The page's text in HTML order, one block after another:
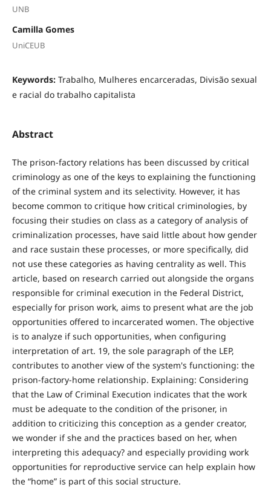
UNB
Camilla Gomes
UniCEUB
Keywords: Trabalho, Mulheres encarceradas, Divisão sexual
e racial do trabalho capitalista
Abstract
The prison-factory relations has been discussed by critical
criminology as one of the keys to explaining the functioning
of the criminal system and its selectivity. However, it has
become common to critique how critical criminologies, by
focusing their studies on class as a category of analysis of
criminalization processes, have said little about how gender
and race sustain these processes, or more specifically, did
not use these categories as having centrality as well. This
article, based on research carried out alongside the organs
responsible for criminal execution in the Federal District,
especially for prison work, aims to present what are the job
opportunities offered to incarcerated women. The objective
is to analyze if such opportunities, when configuring
interpretation of art. 19, the sole paragraph of the LEP,
contributes to another view of the system's functioning: the
prison-factory-home relationship. Explaining: Considering
that the Law of Criminal Execution indicates that the work
must be adequate to the condition of the prisoner, in
addition to criticizing this conception as a gender creator,
we wonder if she and the practices based on her, when
interpreting this adequacy? and especially providing work
opportunities for reproductive service can help explain how
the “home” is part of this social structure.